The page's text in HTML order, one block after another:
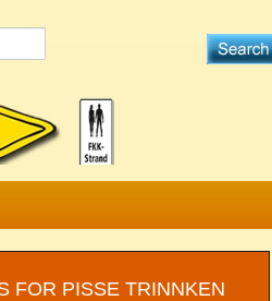
FOR PISSE TRINNKEN